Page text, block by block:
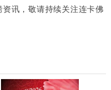
讯，敬请持续关注连卡佛